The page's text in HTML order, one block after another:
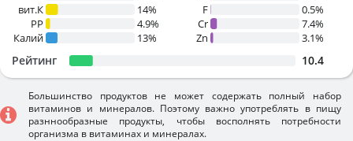
вит.К
14%
PP
4.9%
Калий
13%
F
0.5%
Cr
7.4%
Zn
3.1%
Рейтинг 10.4
Большинство продуктов не может содержать полный набор
витаминов и минералов. Поэтому важно употреблять в пищу
разннообразные продукты, чтобы восполнять потребности
организма в витаминах и минералах.